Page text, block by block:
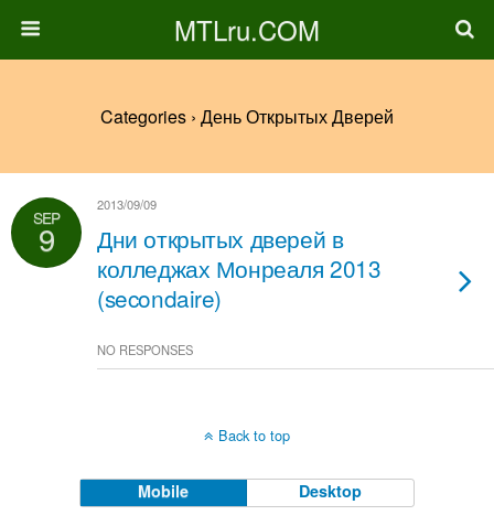
MTLru.COM
Categories › День Открытых Дверей
SEP
9
2013/09/09
Дни открытых дверей в
колледжах Монреаля 2013
(secondaire)
NO RESPONSES
Back to top
Mobile Desktop